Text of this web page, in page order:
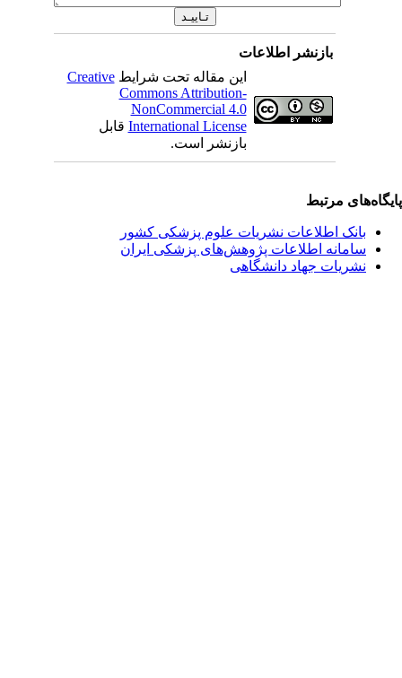
بازنشر اطلاعات
این مقاله تحت شرایطCreative
Commons Attribution-
NonCommercial 4.0
International Licenseقابل
بازنشر است.
مرتبط
بانک اطلاعات نشریات علوم پزشکی کشور
سامانه اطلاعات پژوهش‌های پزشکی ایران
نشریات جهاد دانشگاهی